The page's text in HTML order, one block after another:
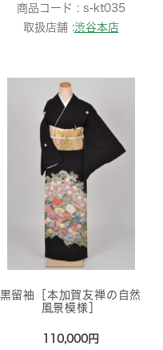
商品コード : s-kt035
取扱店舗 :渋谷本店
黒留袖［本加賀友禅の自然
風景模様］
110,000円